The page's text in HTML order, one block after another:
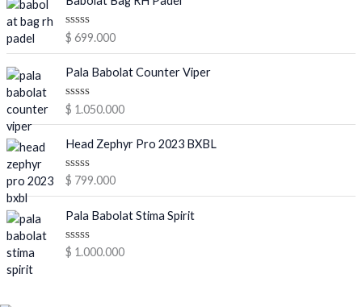
a
d
o
e
n
0
d
e
5
V
a
o
a
d
o
e
n
0
d
e
5
$ 699.000
Pala Babolat Counter Viper
V
a
o
a
d
o
e
n
0
d
e
5
$ 1.050.000
Head Zephyr Pro 2023 BXBL
V
o
a
d
o
$ 799.000
Pala Babolat Stima Spirit
V
a
$ 1.000.000